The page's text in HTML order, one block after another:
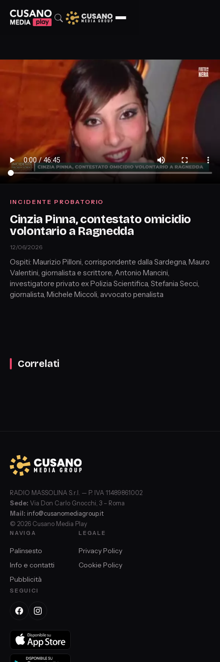
INCIDENTE PROBATORIO
Cinzia Pinna, contestato omicidio
volontario a Ragnedda
12/06/2026
Ospiti: Maurizio Pilloni, corrispondente dalla Sardegna, Mauro
Valentini, giornalista e scrittore, Antonio Mancini,
investigatore privato ex Polizia Scientifica, Stefania Secci,
giornalista, Michele Miccoli, avvocato penalista
Correlati
RADIO MASSOLINA S.r.l. — P. IVA 11489861002
Sede: Via Don Carlo Gnocchi, 3 – Roma
Mail: info@cusanomediagroup.it
© 2026 Cusano Media Play
NAVIGA
Palinsesto
Info e contatti
Pubblicità
LEGALE
Privacy Policy
Cookie Policy
SEGUICI